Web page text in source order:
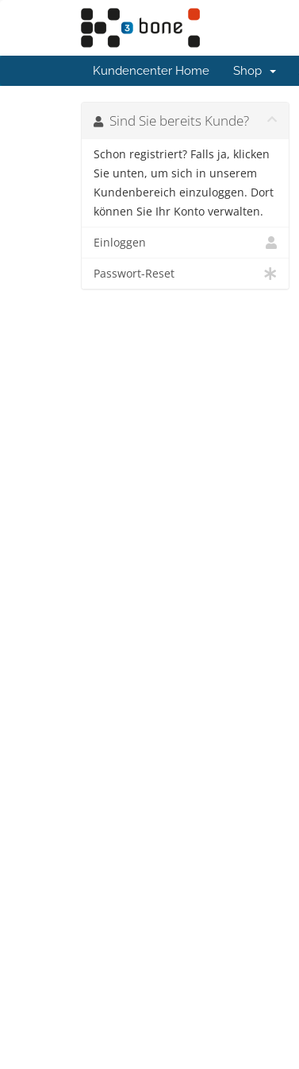
Kundencenter Home Shop
Sind Sie bereits Kunde?
Schon registriert? Falls ja, klicken
Sie unten, um sich in unserem
Kundenbereich einzuloggen. Dort
können Sie Ihr Konto verwalten.
Einloggen
Passwort-Reset